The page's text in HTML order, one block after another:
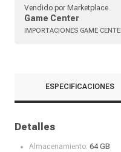
Vendido por Marketplace
Game Center
IMPORTACIONES GAME
ESPECIFICACIONES
Detalles
Almacenamiento: 64 GB